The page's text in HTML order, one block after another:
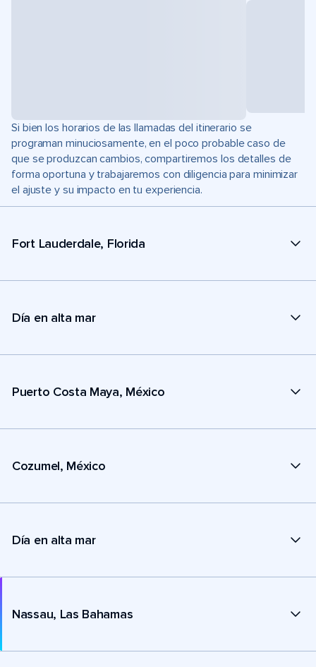
Si bien los horarios de las llamadas del itinerario se
programan minuciosamente, en el poco probable caso de
que se produzcan cambios, compartiremos los detalles de
forma oportuna y trabajaremos con diligencia para minimizar
el ajuste y su impacto en tu experiencia.
Fort Lauderdale, Florida
Día en alta mar
Puerto Costa Maya, México
Cozumel, México
Día en alta mar
Nassau, Las Bahamas